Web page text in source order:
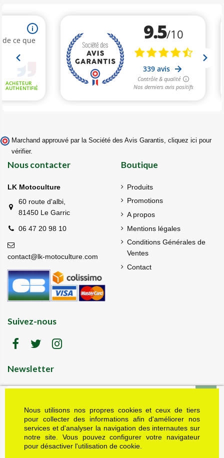
Nous utilisons nos propres cookies et ceux de tiers
pour collecter des informations afin d'améliorer nos
services et d'analyser la navigation des internautes sur
notre site. Vous pouvez configurer votre navigateur
pour désactiver l'utilisation de cookie.
Marchand approuvé par la Société des Avis Garantis, cliquez ici pour
vérifier.
Nous contacter
LK Motoculture
60 route d'albi,
81450 Le Garric
06 47 20 98 10
contact@lk-motoculture.com
Boutique
Produits
Promotions
A propos
Mentions légales
Conditions Générales de
Ventes
Contact
Suivez-nous
Newsletter
LK motoculture vous offre 5% en cadeau de
bienvenue (code de réduction reçu dans le mail
de confirmation envoyé à l'adresse email fournie).
Vous pouvez vous désinscrire à tout moment.
Plus d'informations dans nos mentions légales
J'accepte les conditions générales et la politique de confidentialité